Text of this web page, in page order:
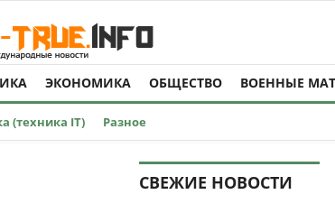
ЭКОНОМИКА ОБЩЕСТВО ВОЕННЫЕ
(техника IT) Разное
СВЕЖИЕ НОВОСТИ